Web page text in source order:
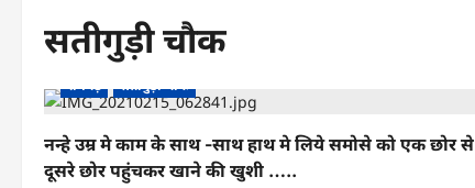
सतीगुड़ी चौक
रायगढ़ सतीगुड़ी चौक
नन्हे उम्र मे काम के साथ -साथ हाथ मे लिये समोसे को एक छोर से
दूसरे छोर पहुंचकर खाने की खुशी …..